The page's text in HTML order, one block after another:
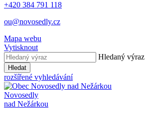
+420 384 791 118
ou@novosedly.cz
Mapa webu
Vytisknout
Hledaný výraz
Hledat
rozšířené vyhledávání
Novosedly
nad Nežárkou